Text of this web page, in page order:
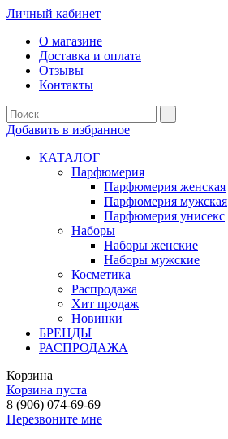
Личный кабинет
О магазине
Доставка и оплата
Отзывы
Контакты
Добавить в избранное
КАТАЛОГ
Парфюмерия
Парфюмерия женская
Парфюмерия мужская
Парфюмерия унисекс
Наборы
Наборы женские
Наборы мужские
Косметика
Распродажа
Хит продаж
Новинки
БРЕНДЫ
РАСПРОДАЖА
Корзина
Корзина пуста
8 (906) 074-69-69
Перезвоните мне